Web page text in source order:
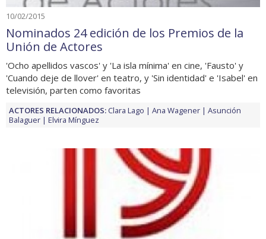
10/02/2015
Nominados 24 edición de los Premios de la
Unión de Actores
'Ocho apellidos vascos' y 'La isla mínima' en cine, 'Fausto' y
'Cuando deje de llover' en teatro, y 'Sin identidad' e 'Isabel' en
televisión, parten como favoritas
ACTORES RELACIONADOS:Clara Lago Ana Wagener
Asunción
Balaguer
Elvira Mínguez